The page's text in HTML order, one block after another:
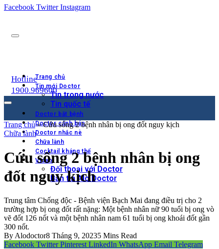
Facebook Twitter Instagram
Trang chủ
Tin mới Doctor
Tin trong nước
Tin quốc tế
Doctor bắt bệnh
Doctor cảnh báo
Doctor nhắc nè
Chữa lành
Cocktail kháng thể
Video
Đối thoại với Doctor
Bản tin Alo Doctor
Hotline
1900.969600
Trang chủ»Cứu sống 2 bệnh nhân bị ong đốt nguy kịch
Chữa lành
Cứu sống 2 bệnh nhân bị ong
đốt nguy kịch
Trung tâm Chống độc - Bệnh viện Bạch Mai đang điều trị cho 2
trường hợp bị ong đốt rất nặng: Một bệnh nhân nữ 90 tuổi bị ong vò
vẽ đốt 126 nốt và một bệnh nhân nam 61 tuổi bị ong khoái đốt gần
300 nốt.
By Alodoctor8 Tháng 9, 20235 Mins Read
Facebook Twitter Pinterest LinkedIn WhatsApp Email Telegram